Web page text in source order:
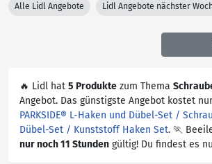
Alle Lidl Angebote Lidl Angebote nächster
🔥 Lidl hat 5 Produkte zum Thema
Angebot. Das günstigste Angebot kostet
PARKSIDE® L-Haken und Dübel-Set /
Dübel-Set / Kunststoff Haken Set. 🏃
nur noch 11 Stunden gültig! Du findest es